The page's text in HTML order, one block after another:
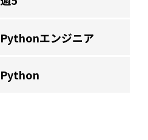
Pythonエンジニア
Python